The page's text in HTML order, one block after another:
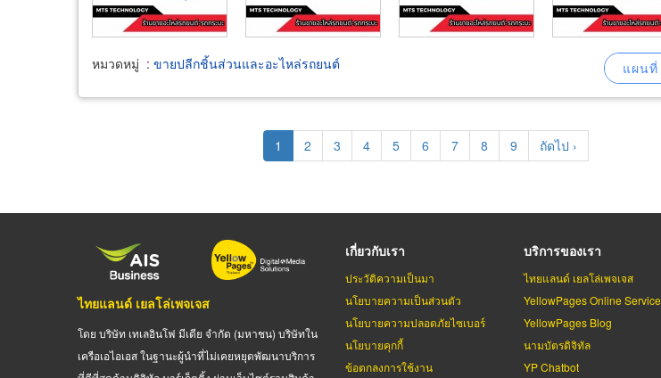
หมวดหมู่ : ขายปลีกชิ้นส่วนและอะไหล่รถยนต์
Current
page
1 Page
2 Page
3 Page
4 Page
5 Page
6 Page
7 Page
8 Page
9
Next
page
ถัดไป ›
ไทยแลนด์ เยลโล่เพจเจส
โดย บริษัท เทเลอินโฟ มีเดีย จำกัด (มหาชน) บริษัทใน
เครือเอไอเอส ในฐานะผู้นำที่ไม่เคยหยุดพัฒนาบริการ
เกี่ยวกับเรา
ประวัติความเป็นมา
นโยบายความเป็นส่วนตัว
นโยบายความปลอดภัยไซเบอร์
นโยบายคุกกี้
ข้อตกลงการใช้งาน
บริการของเรา
ไทยแลนด์ เยลโล่เพจเจส
YellowPages Online Service
YellowPages Blog
นามบัตรดิจิทัล
YP Chatbot